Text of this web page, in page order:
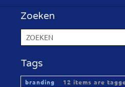
Zoeken
Tags
branding
12 items are